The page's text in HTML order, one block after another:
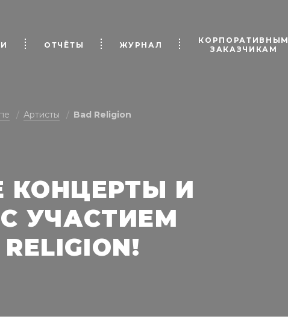
ОТЧЁТЫ ЖУРНАЛ
КОРПОРАТИВНЫМ
ЗАКАЗЧИКАМ
Артисты Bad Religion
И
УЧАСТИЕМ